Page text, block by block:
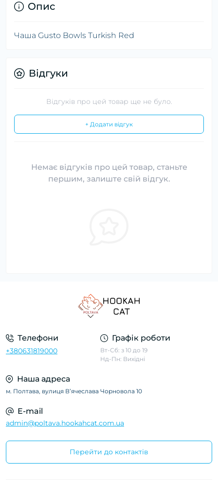
Опис
Чаша Gusto Bowls Turkish Red
Відгуки
Відгуків про цей товар ще не було.
+ Додати відгук
Немає відгуків про цей товар, станьте
першим, залиште свій відгук.
Телефони
+380631819000
Графік роботи
Вт-Сб: з 10 до 19
Нд-Пн: Вихідні
Наша адреса
м. Полтава, вулиця Вʼячеслава Чорновола 10
E-mail
admin@poltava.hookahcat.com.ua
Перейти до контактів